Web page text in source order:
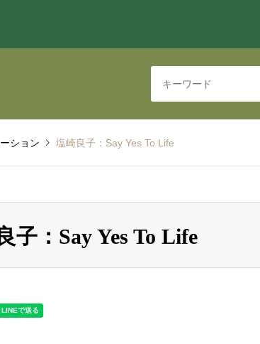
ション 塩崎良子：Say Yes To Life
子：Say Yes To Life